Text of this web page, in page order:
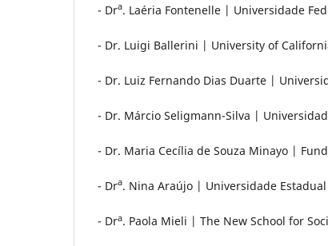
- Dra. Laéria Fontenelle | Universidade
- Dr. Luigi Ballerini | University of
- Dr. Luiz Fernando Dias Duarte |
- Dr. Márcio Seligmann-Silva |
- Dr. Maria Cecília de Souza Minayo |
- Dra. Nina Araújo | Universidade
- Dra. Paola Mieli | The New School for